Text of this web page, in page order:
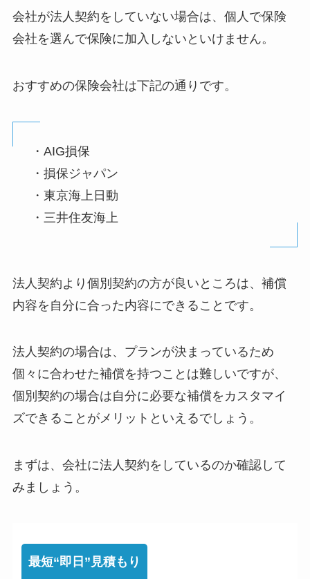
会社が法人契約をしていない場合は、個人で保険
会社を選んで保険に加入しないといけません。
おすすめの保険会社は下記の通りです。
・AIG損保
・損保ジャパン
・東京海上日動
・三井住友海上
法人契約より個別契約の方が良いところは、補償
内容を自分に合った内容にできることです。
法人契約の場合は、プランが決まっているため
個々に合わせた補償を持つことは難しいですが、
個別契約の場合は自分に必要な補償をカスタマイ
ズできることがメリット といえるでしょう。
まずは、会社に法人契約をしているのか確認して
みましょう。
最短“即日”見積もり